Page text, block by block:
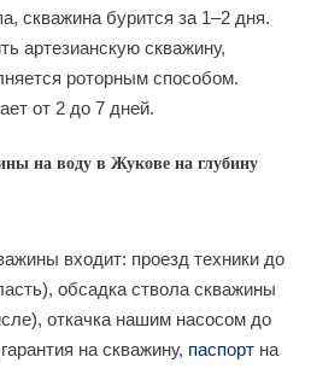
скважина бурится за 1–2 дня.
артезианскую скважину,
роторным способом.
от 2 до 7 дней.
на воду в Жукове на глубину
входит: проезд техники до
обсадка ствола скважины
откачка нашим насосом до
на скважину, паспорт на